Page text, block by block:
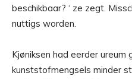
beschikbaar? ‘ ze zegt.
nuttigs worden.
Kjøniksen had eerder ureum
kunststofmengsels minder